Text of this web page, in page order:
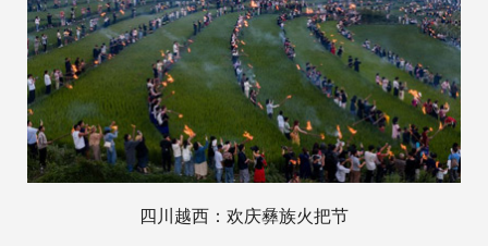
四川越西：欢庆彝族火把节